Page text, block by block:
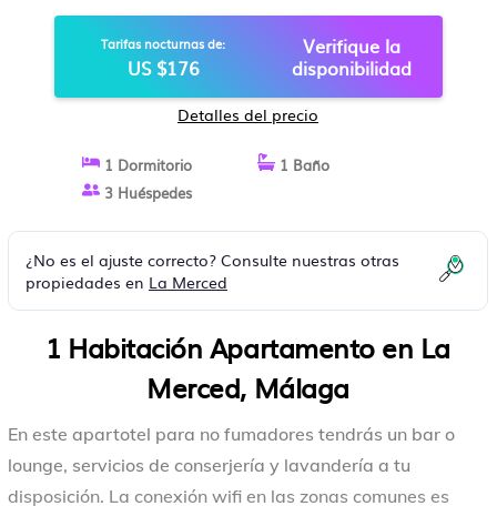
Tarifas nocturnas de:
US $176
Verifique la
disponibilidad
Detalles del precio
1 Dormitorio
1 Baño
3 Huéspedes
¿No es el ajuste correcto? Consulte nuestras otras
propiedades en La Merced
1 Habitación Apartamento en La
Merced, Málaga
En este apartotel para no fumadores tendrás un bar o
lounge, servicios de conserjería y lavandería a tu
disposición. La conexión wifi en las zonas comunes es